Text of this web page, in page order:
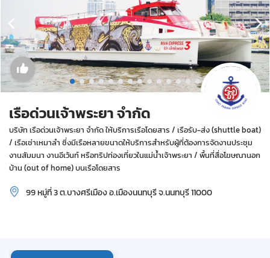
a
t
o
เรือด่วนเจ้าพระยา จำกัด
บริษัท เรือด่วนเจ้าพระยา จำกัด ให้บริการเรือโดยสาร / เรือรับ-ส่ง (shuttle boat)
/ เรือเช่าเหมาลำ ซึ่งมีเรือหลายขนาดให้บริการสำหรับผู้ที่ต้องการจัดงานประชุม
งานสัมมนา งานอีเว้นท์ หรือทริปท่องเที่ยวในแม่น้ำเจ้าพระยา / พื้นที่สื่อโฆษณานอก
บ้าน (out of home) บนเรือโดยสาร
99 หมู่ที่ 3 ต.บางศรีเมือง อ.เมืองนนทบุรี จ.นนทบุรี 11000